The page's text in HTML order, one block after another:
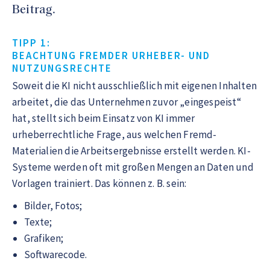
Beitrag.
TIPP 1:
BEACHTUNG FREMDER URHEBER- UND
NUTZUNGSRECHTE
Soweit die KI nicht ausschließlich mit eigenen Inhalten
arbeitet, die das Unternehmen zuvor „eingespeist“
hat, stellt sich beim Einsatz von KI immer
urheberrechtliche Frage, aus welchen Fremd-
Materialien die Arbeitsergebnisse erstellt werden. KI-
Systeme werden oft mit großen Mengen an Daten und
Vorlagen trainiert. Das können z. B. sein:
Bilder, Fotos;
Texte;
Grafiken;
Softwarecode.